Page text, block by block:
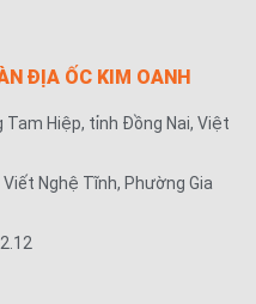
ĐỊA ỐC KIM OANH
Tam Hiệp, tỉnh Đồng Nai, Việt
Viết Nghệ Tĩnh, Phường Gia